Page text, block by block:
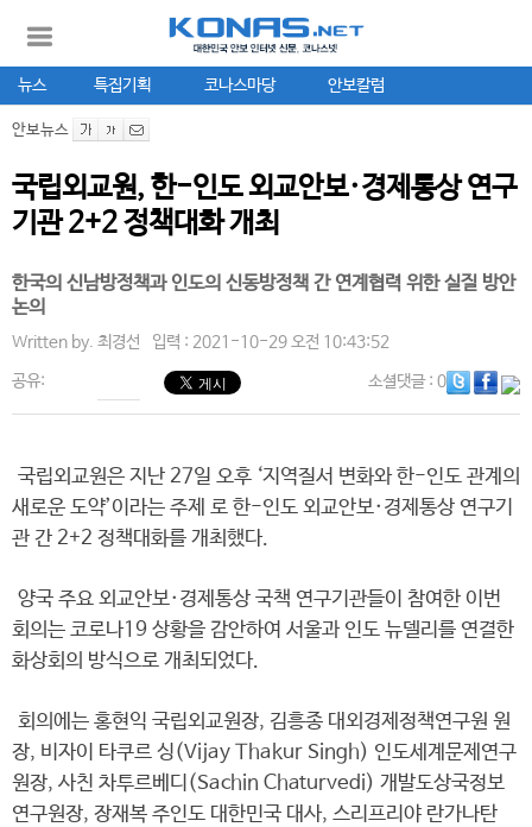
뉴스 특집기획 코나스마당 안보칼럼
안보뉴스
국립외교원, 한-인도 외교안보·경제통상 연구
기관 2+2 정책대화 개최
한국의 신남방정책과 인도의 신동방정책 간 연계협력 위한 실질 방안
논의
Written by. 최경선 입력 : 2021-10-29 오전 10:43:52
공유: 소셜댓글: 0
국립외교원은 지난 27일 오후 ‘지역질서 변화와 한-인도 관계의
새로운 도약’이라는 주제 로 한-인도 외교안보·경제통상 연구기
관 간 2+2 정책대화를 개최했다.
양국 주요 외교안보·경제통상 국책 연구기관들이 참여한 이번
회의는 코로나19 상황을 감안하여 서울과 인도 뉴델리를 연결한
화상회의 방식으로 개최되었다.
회의에는 홍현익 국립외교원장, 김흥종 대외경제정책연구원 원
장, 비자이 타쿠르 싱(Vijay Thakur Singh) 인도세계문제연구
원장, 사친 차투르베디(Sachin Chaturvedi) 개발도상국정보
연구원장, 장재복 주인도 대한민국 대사, 스리프리야 란가나탄